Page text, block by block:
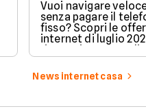
Vuoi navigare
senza pagare il
fisso? Scopri le
internet di luglio
risparmiare e
tariffa perfetta per
News internet casa